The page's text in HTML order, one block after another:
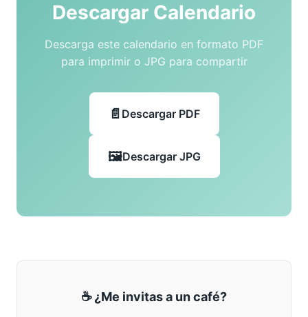
Descargar Calendario
Descarga este calendario en formato PDF
para imprimir o JPG para compartir
Descargar PDF
Descargar JPG
☕ ¿Me invitas a un café?